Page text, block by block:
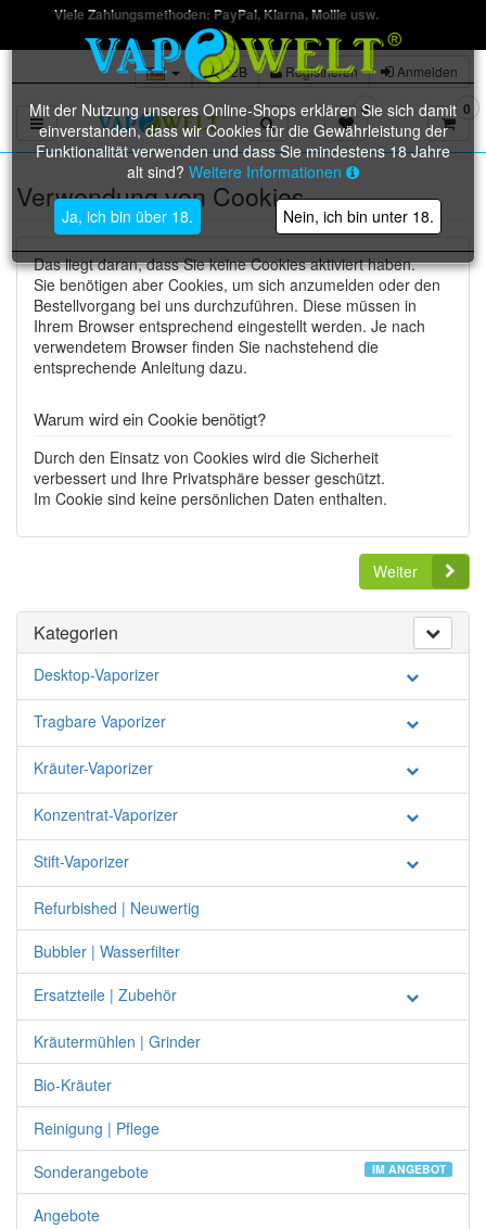
Viele Zahlungsmethoden: PayPal, Klarna, Mollie usw.
B2B Registrieren Anmelden
Toggle navigation
0 0
Mit der Nutzung unseres Online-Shops erklären Sie sich damit
einverstanden, dass wir Cookies für die Gewährleistung der
Funktionalität verwenden und dass Sie mindestens 18 Jahre
alt sind? Weitere Informationen
Ja, ich bin über 18. Nein, ich bin unter 18.
Verwendung von Cookies
Das liegt daran, dass Sie keine Cookies aktiviert haben.
Sie benötigen aber Cookies, um sich anzumelden oder den
Bestellvorgang bei uns durchzuführen. Diese müssen in
Ihrem Browser entsprechend eingestellt werden. Je nach
verwendetem Browser finden Sie nachstehend die
entsprechende Anleitung dazu.
Warum wird ein Cookie benötigt?
Durch den Einsatz von Cookies wird die Sicherheit
verbessert und Ihre Privatsphäre besser geschützt.
Im Cookie sind keine persönlichen Daten enthalten.
Weiter
Kategorien
Desktop-Vaporizer
Tragbare Vaporizer
Kräuter-Vaporizer
Konzentrat-Vaporizer
Stift-Vaporizer
Refurbished | Neuwertig
Bubbler | Wasserfilter
Ersatzteile | Zubehör
Kräutermühlen | Grinder
Bio-Kräuter
Reinigung | Pflege
Sonderangebote
IM ANGEBOT
Angebote